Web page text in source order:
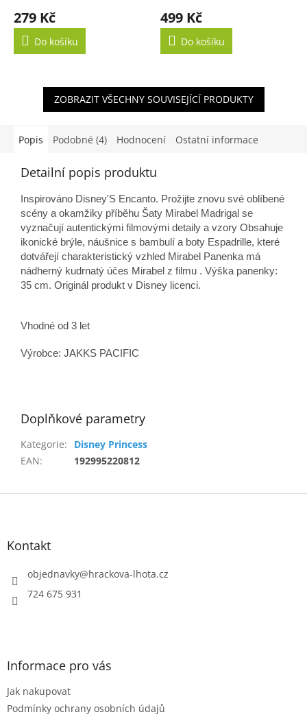
279 Kč
Do košíku
499 Kč
Do košíku
ZOBRAZIT VŠECHNY SOUVISEJÍCÍ PRODUKTY
Popis Podobné (4) Hodnocení Ostatní informace
Detailní popis produktu
Inspirováno Disney'S Encanto. Prožijte znovu své oblíbené
scény a okamžiky příběhu Šaty Mirabel Madrigal se
vyznačují autentickými filmovými detaily a vzory Obsahuje
ikonické brýle, náušnice s bambulí a boty Espadrille, které
dotvářejí charakteristický vzhled Mirabel Panenka má
nádherný kudrnatý účes Mirabel z filmu . Výška panenky:
35 cm. Originál produkt v Disney licenci.
Vhodné od 3 let
Výrobce: JAKKS PACIFIC
Doplňkové parametry
Kategorie:
Disney Princess
EAN: 192995220812
Z
Kontakt
objednavky@hrackova-lhota.cz
724 675 931
Informace pro vás
Jak nakupovat
Podmínky ochrany osobních údajů